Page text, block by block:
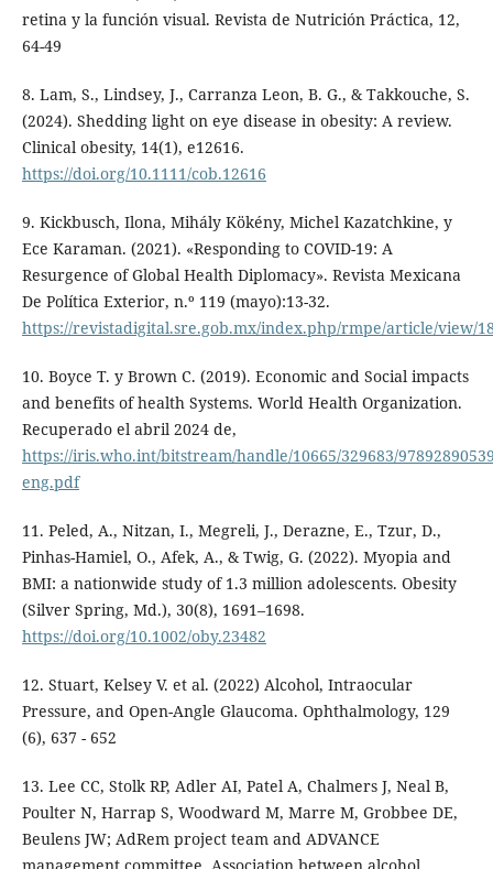
retina y la función visual. Revista de Nutrición Práctica, 12,
64-49
8. Lam, S., Lindsey, J., Carranza Leon, B. G., & Takkouche, S.
(2024). Shedding light on eye disease in obesity: A review.
Clinical obesity, 14(1), e12616.
https://doi.org/10.1111/cob.12616
9. Kickbusch, Ilona, Mihály Kökény, Michel Kazatchkine, y
Ece Karaman. (2021). «Responding to COVID-19: A
Resurgence of Global Health Diplomacy». Revista Mexicana
De Política Exterior, n.º 119 (mayo):13-32.
https://revistadigital.sre.gob.mx/index.php/rmpe/article/view/
10. Boyce T. y Brown C. (2019). Economic and Social impacts
and benefits of health Systems. World Health Organization.
Recuperado el abril 2024 de,
https://iris.who.int/bitstream/handle/10665/329683/
eng.pdf
11. Peled, A., Nitzan, I., Megreli, J., Derazne, E., Tzur, D.,
Pinhas-Hamiel, O., Afek, A., & Twig, G. (2022). Myopia and
BMI: a nationwide study of 1.3 million adolescents. Obesity
(Silver Spring, Md.), 30(8), 1691–1698.
https://doi.org/10.1002/oby.23482
12. Stuart, Kelsey V. et al. (2022) Alcohol, Intraocular
Pressure, and Open-Angle Glaucoma. Ophthalmology, 129
(6), 637 - 652
13. Lee CC, Stolk RP, Adler AI, Patel A, Chalmers J, Neal B,
Poulter N, Harrap S, Woodward M, Marre M, Grobbee DE,
Beulens JW; AdRem project team and ADVANCE